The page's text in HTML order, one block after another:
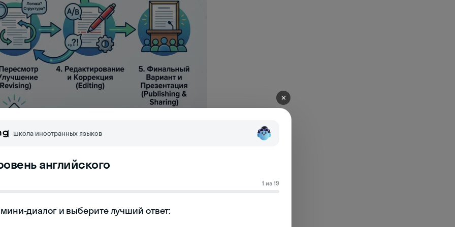
черновикам и редактированию. Это
понять, что для оттачивания навыка нужно
на личный счет критику учителей
✕
школа иностранных языков
английского
1 из 19
диалог и выберите лучший ответ: